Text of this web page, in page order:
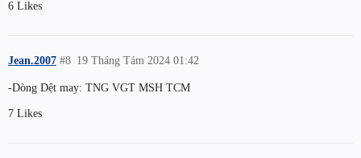
6 Likes
Jean.2007 19 Tháng Tám 2024 01:42
#8
-Dòng Dệt may: TNG VGT MSH TCM
7 Likes